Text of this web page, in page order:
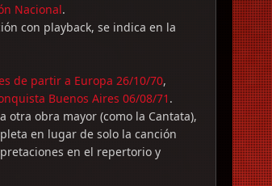
Nacional.
con playback, se indica en la
de partir a Europa 26/10/70,
Buenos Aires 06/08/71 .
otra obra mayor (como la Cantata),
en lugar de solo la canción
en el repertorio y